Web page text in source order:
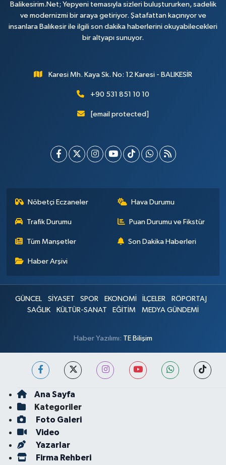
Balikesirim.Net; Yepyeni temasıyla sizleri buluştururken, sadelik
ve modernizmi bir araya getiriyor. Şatafattan kaçınıyor ve
insanlara Balıkesir ile ilgili son dakika haberlerini okuyabilecekleri
bir altyapı sunuyor.
Karesi Mh. Kaya Sk. No: 12 Karesi - BALIKESİR
+90 531 851 10 10
[email protected]
Nöbetçi Eczaneler Hava Durumu
Trafik Durumu Puan Durumu ve Fikstür
Tüm Manşetler Son Dakika Haberleri
Haber Arşivi
GÜNCEL SİYASET SPOR EKONOMİ İLÇELER
RÖPORTAJ
SAĞLIK
KÜLTÜR-SANAT EĞİTİM MEDYA GÜNDEMİ
Haber Yazılımı: TE Bilişim
Ana Sayfa
Kategoriler
Foto Galeri
Video
Yazarlar
Firma Rehberi